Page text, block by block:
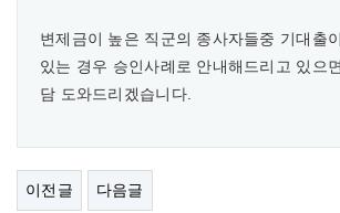
변제금이 높은 직군의 종사자들중 기대출
있는 경우 승인사례로 안내해드리고 있으
담 도와드리겠습니다.
이전글 다음글